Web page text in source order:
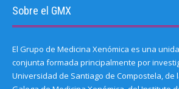
Sobre el GMX
El Grupo de Medicina Xenómica es una
conjunta formada principalmente por
Universidad de Santiago de Compostela, de